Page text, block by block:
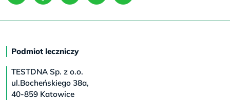
Podmiot leczniczy
TESTDNA Sp. z o.o.
ul.Bocheńskiego 38a,
40-859 Katowice